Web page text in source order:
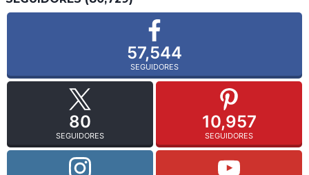
57,544
SEGUIDORES
80
SEGUIDORES
10,957
SEGUIDORES